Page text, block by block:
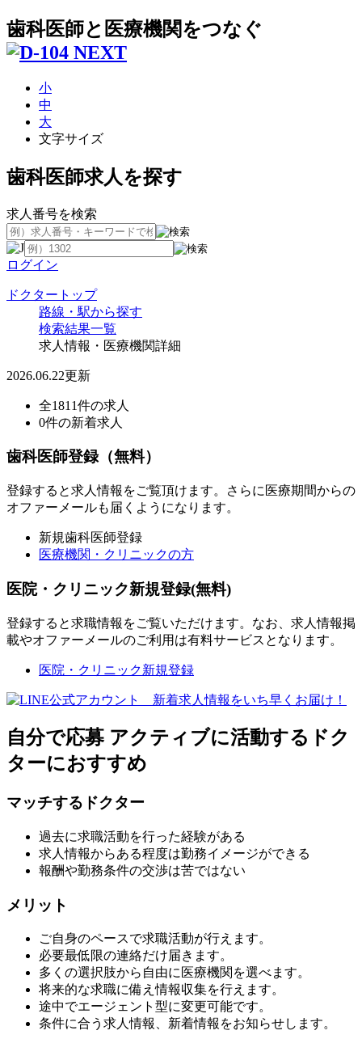
歯科医師と医療機関をつなぐ
小
中
大
文字サイズ
歯科医師求人を探す
求人番号を検索
ログイン
ドクタートップ
路線・駅から探す
検索結果一覧
求人情報・医療機関詳細
2026.06.22更新
全1811件の求人
0件の新着求人
歯科医師登録（無料）
登録すると求人情報をご覧頂けます。さらに医療期間からの
オファーメールも届くようになります。
新規歯科医師登録
医療機関・クリニックの方
医院・クリニック新規登録(無料)
登録すると求職情報をご覧いただけます。なお、求人情報掲
載やオファーメールのご利用は有料サービスとなります。
医院・クリニック新規登録
自分で応募 アクティブに活動するドク
ターにおすすめ
マッチするドクター
過去に求職活動を行った経験がある
求人情報からある程度は勤務イメージができる
報酬や勤務条件の交渉は苦ではない
メリット
ご自身のペースで求職活動が行えます。
必要最低限の連絡だけ届きます。
多くの選択肢から自由に医療機関を選べます。
将来的な求職に備え情報収集を行えます。
途中でエージェント型に変更可能です。
条件に合う求人情報、新着情報をお知らせします。